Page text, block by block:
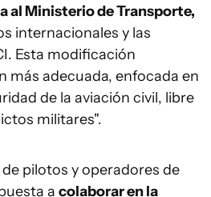
al Ministerio de Transporte,
internacionales y las
Esta modificación
más adecuada, enfocada en
de la aviación civil, libre
militares".
pilotos y operadores de
a colaborar en la